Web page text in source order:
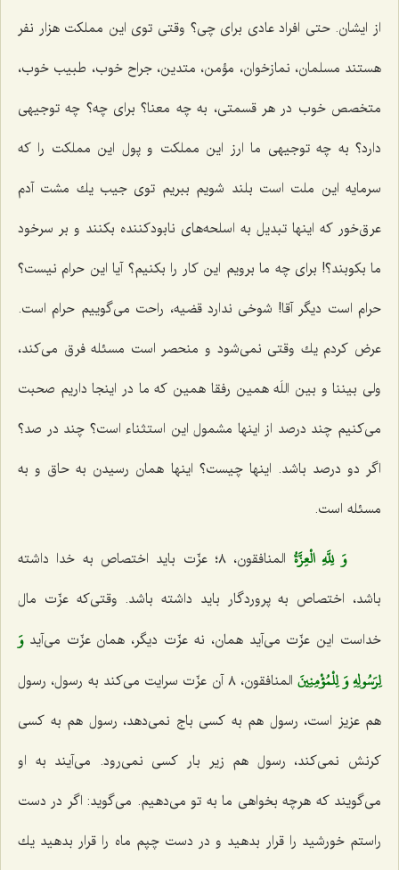
از ایشان. حتی افراد عادی برای چی؟ وقتی توی این مملكت هزار نفر
هستند مسلمان، نمازخوان، مؤمن، متدین، جراح خوب، طبیب خوب،
متخصص خوب در هر قسمتی، به چه معنا؟ برای چه؟ چه توجیهی
دارد؟ به چه توجیهی ما ارز این مملكت و پول این مملكت را كه
سرمایه این ملت است بلند شویم ببریم توی جیب یك مشت آدم
عرق‌خور كه اینها تبدیل به اسلحه‌های نابودكننده بكنند و بر سرخود
ما بكوبند؟! برای چه ما برویم این كار را بكنیم؟ آیا این حرام نیست؟
حرام است دیگر آقا! شوخی ندارد قضیه، راحت می‌گوییم حرام است.
عرض كردم یك وقتی نمی‌شود و منحصر است مسئله فرق می‌كند،
ولی بیننا و بین اللَه همین رفقا همین كه ما در اینجا داریم صحبت
می‌كنیم چند درصد از اینها مشمول این استثناء است؟ چند در صد؟
اگر دو درصد باشد. اینها چیست؟ اینها همان رسیدن به حاق و به
مسئله است.
وَ لِلَّهِ الْعِزَّةُ
المنافقون، ٨؛ عزّت باید اختصاص به خدا داشته
باشد، اختصاص به پروردگار باید داشته باشد. وقتی‌كه عزّت مال
خداست این عزّت می‌آید همان، نه عزّت دیگر، همان عزّت می‌آید وَ
لِرَسُولِهِ وَ لِلْمُؤْمِنِينَ‌
المنافقون، ٨ آن عزّت سرایت می‌كند به رسول، رسول
هم عزیز است، رسول هم به كسی باج نمی‌دهد، رسول هم به كسی
كرنش نمی‌كند، رسول هم زیر بار كسی نمی‌رود. می‌آیند به او
می‌گویند كه هرچه بخواهی ما به تو می‌دهیم. می‌گوید: اگر در دست
راستم خورشید را قرار بدهید و در دست چپم ماه را قرار بدهید یك